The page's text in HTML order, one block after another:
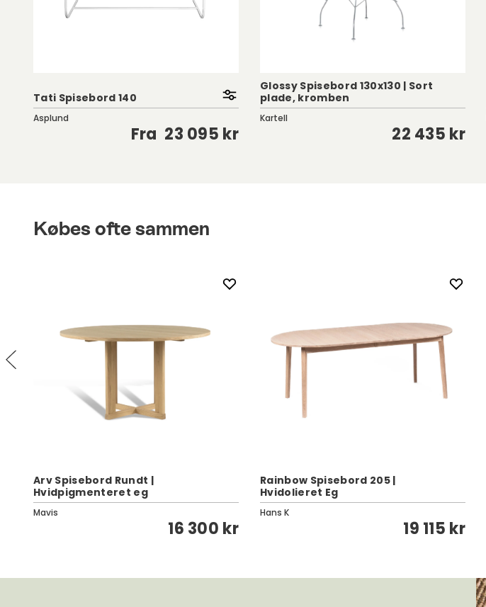
Tati Spisebord 140
Asplund
Fra 23 095 kr
Glossy Spisebord 130x130 | Sort
plade, kromben
Kartell
22 435 kr
Købes ofte sammen
Arv Spisebord Rundt |
Hvidpigmenteret eg
Mavis
16 300 kr
Rainbow Spisebord 205 |
Hvidolieret Eg
Hans K
19 115 kr